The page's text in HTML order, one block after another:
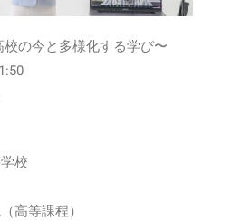
の今と多様化する学び〜
校
高等課程）